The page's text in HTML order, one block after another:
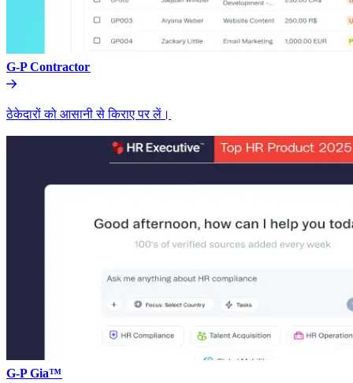
G-P Contractor​​
ठेकेदारों को आसानी से किराए पर लें।​​
G-P Gia™​​